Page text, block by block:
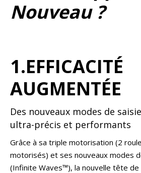
Nouveau ?
1.EFFICACITÉ
AUGMENTÉE
Des nouveaux modes de
ultra-précis et performants
Grâce à sa triple motorisation (2
motorisés) et ses nouveaux modes
(Infinite Waves™), la nouvelle tête